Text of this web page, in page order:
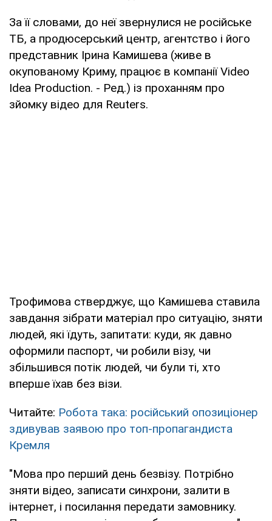
За її словами, до неї звернулися не російське
ТБ, а продюсерський центр, агентство і його
представник Ірина Камишева (живе в
окупованому Криму, працює в компанії Video
Idea Production. - Ред.) із проханням про
зйомку відео для Reuters.
Трофимова стверджує, що Камишева ставила
завдання зібрати матеріал про ситуацію, зняти
людей, які їдуть, запитати: куди, як давно
оформили паспорт, чи робили візу, чи
збільшився потік людей, чи були ті, хто
вперше їхав без візи.
Читайте: Робота така: російський опозиціонер
здивував заявою про топ-пропагандиста
Кремля
"Мова про перший день безвізу. Потрібно
зняти відео, записати синхрони, залити в
інтернет, і посилання передати замовнику.